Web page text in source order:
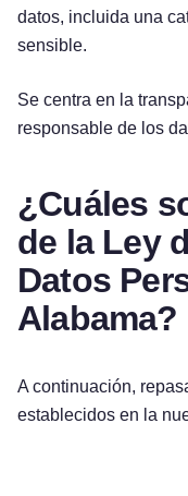
datos, incluida una
sensible.
Se centra en la
responsable de los
¿Cuáles
de la Ley
Datos
Alabama?
A continuación,
establecidos en la